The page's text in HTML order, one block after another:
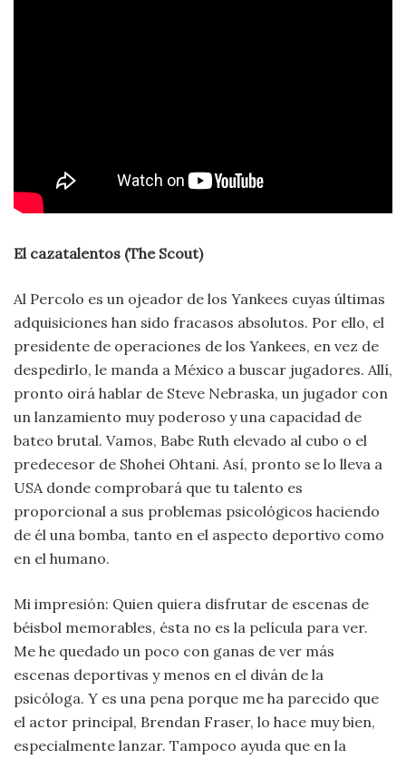
El cazatalentos (The Scout)
Al Percolo es un ojeador de los Yankees cuyas últimas
adquisiciones han sido fracasos absolutos. Por ello, el
presidente de operaciones de los Yankees, en vez de
despedirlo, le manda a México a buscar jugadores. Allí,
pronto oirá hablar de Steve Nebraska, un jugador con
un lanzamiento muy poderoso y una capacidad de
bateo brutal. Vamos, Babe Ruth elevado al cubo o el
predecesor de Shohei Ohtani. Así, pronto se lo lleva a
USA donde comprobará que tu talento es
proporcional a sus problemas psicológicos haciendo
de él una bomba, tanto en el aspecto deportivo como
en el humano.
Mi impresión: Quien quiera disfrutar de escenas de
béisbol memorables, ésta no es la película para ver.
Me he quedado un poco con ganas de ver más
escenas deportivas y menos en el diván de la
psicóloga. Y es una pena porque me ha parecido que
el actor principal, Brendan Fraser, lo hace muy bien,
especialmente lanzar. Tampoco ayuda que en la